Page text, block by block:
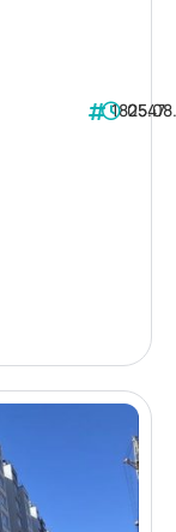
182547